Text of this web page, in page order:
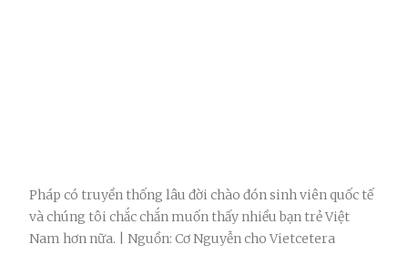
Pháp có truyền thống lâu đời chào đón sinh viên quốc tế
và chúng tôi chắc chắn muốn thấy nhiều bạn trẻ Việt
Nam hơn nữa. | Nguồn: Cơ Nguyễn cho Vietcetera